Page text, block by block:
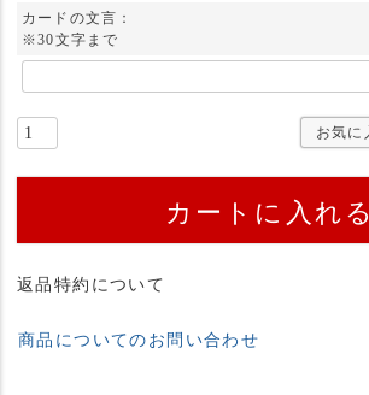
須
)
カードの文言：
※30文字まで
お気に
カートに入れる
返品特約について
商品についてのお問い合わせ